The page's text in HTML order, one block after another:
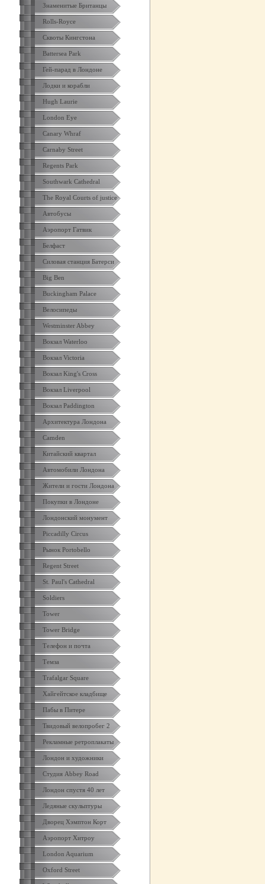
Знаменитые Британцы
Rolls-Royce
Сквоты Кингстона
Battersea Park
Гей-парад в Лондоне
Лодки и корабли
Hugh Laurie
London Eye
Canary Whraf
Carnaby Street
Regents Park
Southwark Cathedral
The Royal Courts of justice
Автобусы
Аэропорт Гатвик
Белфаст
Силовая станция Батерси
Big Ben
Buckingham Palace
Велосипеды
Westminster Abbey
Вокзал Waterloo
Вокзал Victoria
Вокзал King's Cross
Вокзал Liverpool
Вокзал Paddington
Архитектура Лондона
Camden
Китайский квартал
Автомобили Лондона
Жители и гости Лондона
Покупки в Лондоне
Лондонский монумент
Piccadilly Circus
Рынок Portobello
Regent Street
St. Paul's Cathedral
Soldiers
Tower
Tower Bridge
Телефон и почта
Темза
Trafalgar Square
Хайгейтское кладбище
Пабы в Питере
Твидовый велопробег 2
Рекламные ретроплакаты
Лондон и художники
Студия Abbey Road
Лондон спустя 40 лет
Ледяные скульптуры
Дворец Хэмптон Корт
Аэропорт Хитроу
London Aquarium
Oxford Street